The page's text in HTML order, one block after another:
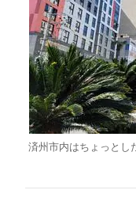
済州市内はちょっとし